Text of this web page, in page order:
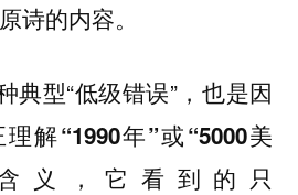
诗的内容。
典型“低级错误”，也是因
解“1990年”或“5000美
义
，它看到的只